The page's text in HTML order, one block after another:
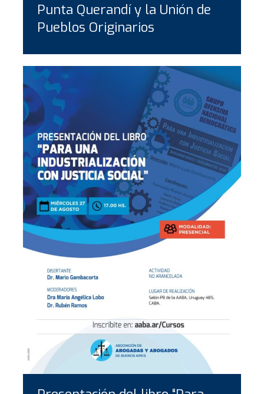
Punta Querandí y la Unión de
Pueblos Originarios